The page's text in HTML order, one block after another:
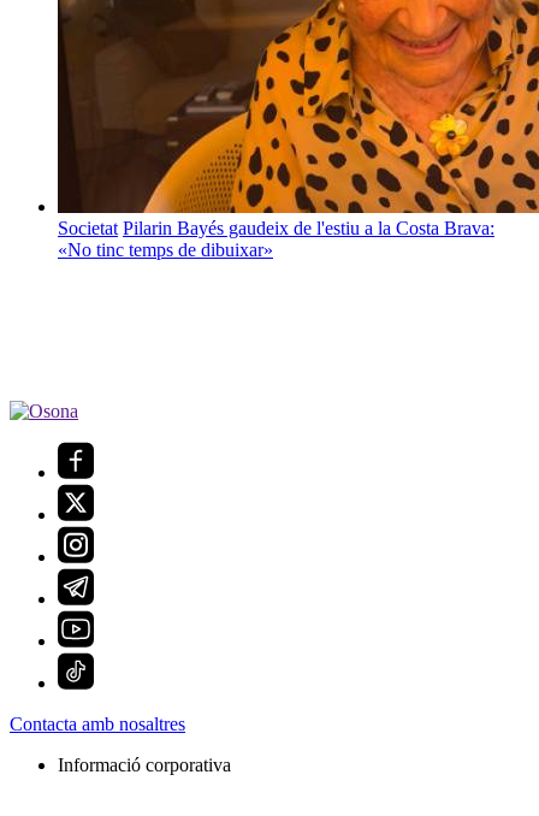
Societat Pilarin Bayés gaudeix de l'estiu a la Costa Brava:
«No tinc temps de dibuixar»
Contacta amb nosaltres
Informació corporativa